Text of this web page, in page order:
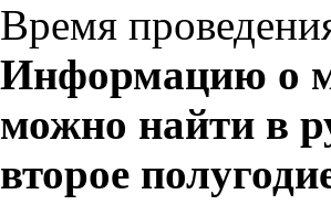
Время
Информацию о
можно найти в
второе